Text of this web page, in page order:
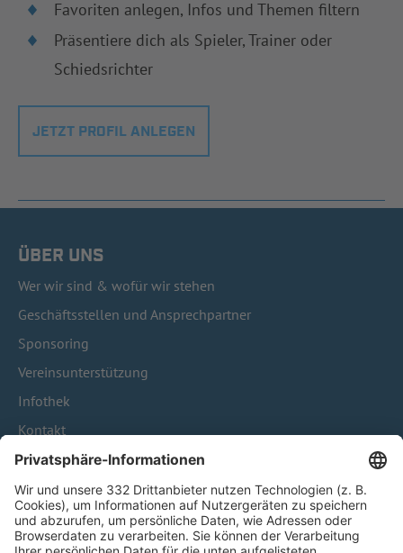
Favoriten anlegen, Infos und Themen filtern
Präsentiere dich als Spieler, Trainer oder
Schiedsrichter
JETZT PROFIL ANLEGEN
ÜBER UNS
Wer wir sind & wofür wir stehen
Geschäftsstellen und Ansprechpartner
Sponsoring
Vereinsunterstützung
Infothek
Kontakt
HÄUFIG BESUCHTE SEITEN
Pässe und Vereinswechsel
Trainerausbildung